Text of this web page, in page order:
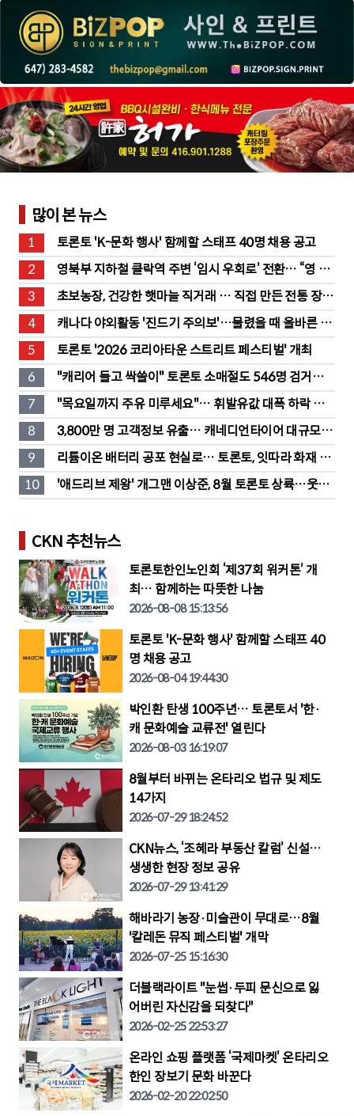
많이 본 뉴스
1
토론토 'K-문화 행사' 함께할 스태프 40명 채용 공고
2
영북부 지하철 클락역 주변 ‘임시 우회로’ 전환… “영 스
트리트 바뀐다”
3
초보농장, 건강한 햇마늘 직거래 … 직접 만든 전통 장류
도 판매
4
캐나다 야외활동 '진드기 주의보'…물렸을 때 올바른 대
처법은?
5
토론토 '2026 코리아타운 스트리트 페스티벌' 개최
6
"캐리어 들고 싹쓸이" 토론토 소매절도 546명 검거…
훔친 물건 재유통
7
"목요일까지 주유 미루세요"… 휘발유값 대폭 하락 예
고
8
3,800만 명 고객정보 유출… 캐네디언타이어 대규모 집
단소송 직면
9
리튬이온 배터리 공포 현실로… 토론토, 잇따라 화재 발
생
10
'애드리브 제왕' 개그맨 이상준, 8월 토론토 상륙…웃음
폭탄 예고
CKN 추천뉴스
토론토한인노인회 ‘제37회 워커톤’ 개
최… 함께하는 따뜻한 나눔
2026-08-08 15:13:56
토론토 'K-문화 행사' 함께할 스태프 40
명 채용 공고
2026-08-04 19:44:30
박인환 탄생 100주년… 토론토서 '한·
캐 문화예술 교류전' 열린다
2026-08-03 16:19:07
8월부터 바뀌는 온타리오 법규 및 제도
14가지
2026-07-29 18:24:52
CKN뉴스, ‘조혜라 부동산 칼럼’ 신설…
생생한 현장 정보 공유
2026-07-29 13:41:29
해바라기 농장·미술관이 무대로…8월
'칼레돈 뮤직 페스티벌' 개막
2026-07-25 15:16:30
더블랙라이트 "눈썹·두피 문신으로 잃
어버린 자신감을 되찾다"
2026-02-25 22:53:27
온라인 쇼핑 플랫폼 ‘국제마켓’ 온타리오
한인 장보기 문화 바꾼다
2026-02-20 22:02:50